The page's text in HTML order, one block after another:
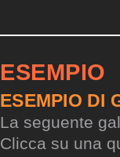
ESEMPIO
ESEMPIO DI
La seguente
Clicca su una